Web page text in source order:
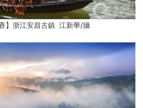
香】浙江安昌古鎮 江新華/攝